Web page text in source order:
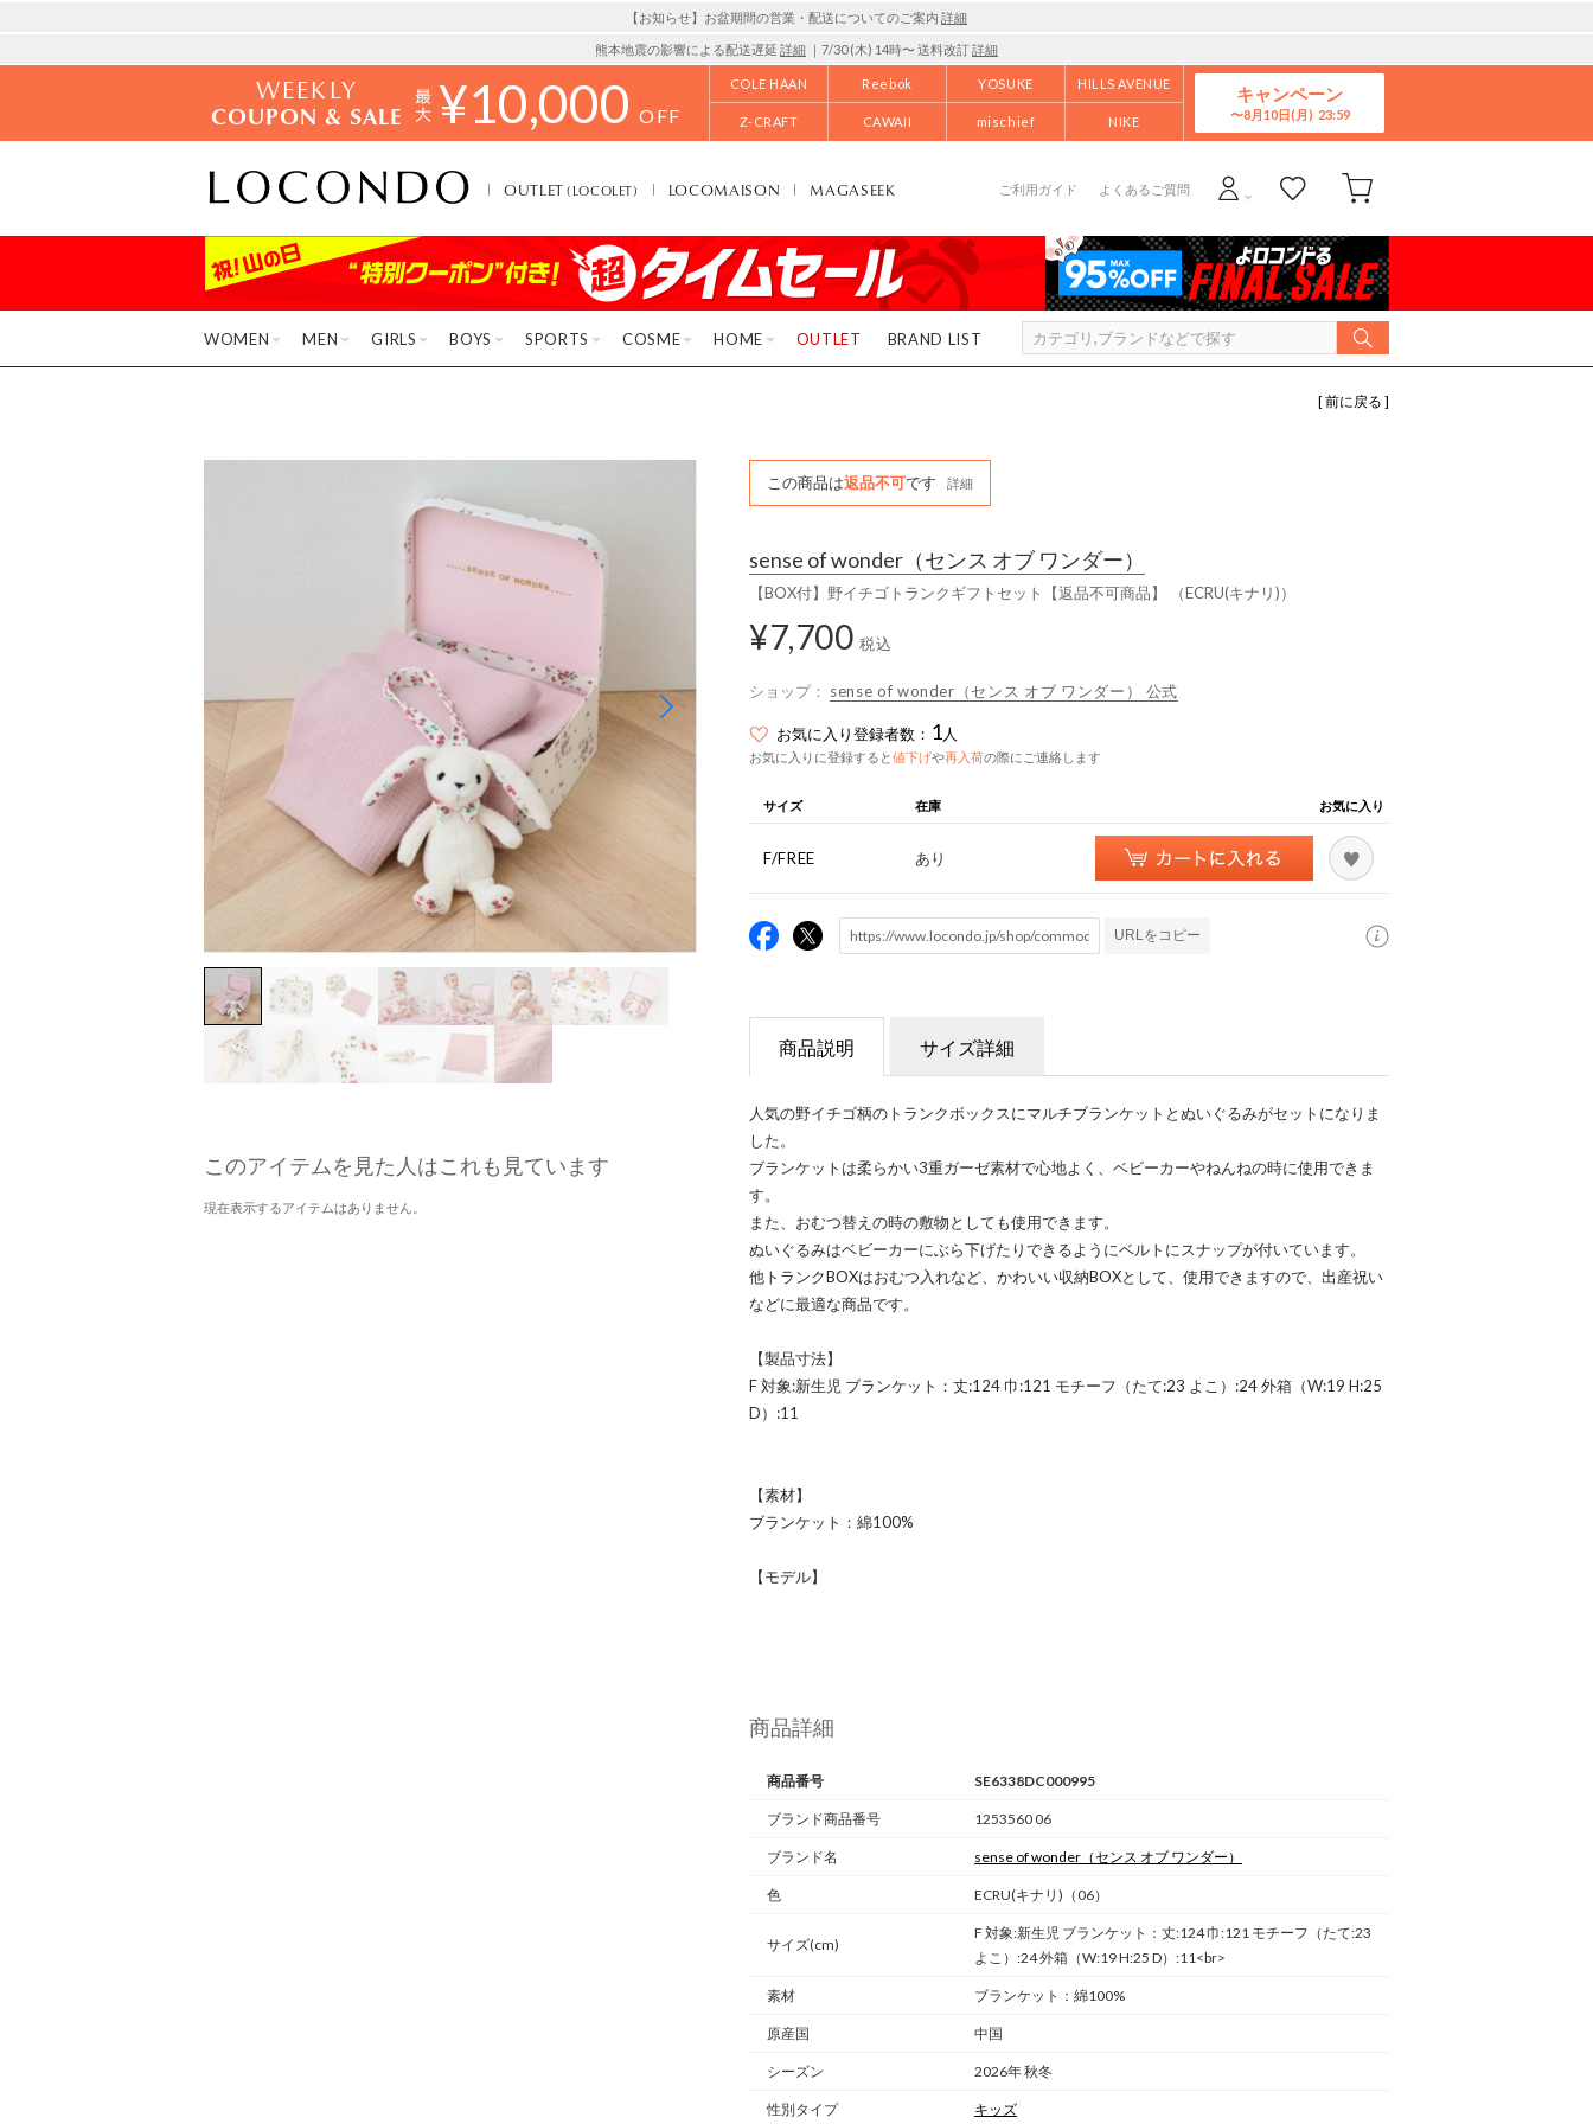
【お知らせ】お盆期間の営業・配送についてのご案内 詳細
熊本地震の影響による配送遅延 詳細 ｜7/30 (木) 14時〜 送料改訂詳細
WEEKLY
COUPON & SALE ¥10,000 OFF
COLE HAAN Reebok YOSUKE HILLS AVENUE
Z-CRAFT CAWAII mischief NIKE
キャンペーン
8月10日(月)
OUTLET(LOCOLET) LOCOMAISON MAGASEEK ご利用ガイド よくあるご質問
WOMEN MEN GIRLS BOYS SPORTS COSME HOME OUTLET BRAND LIST
[ 前に戻る ]
このアイテムを見た人はこれも見ています
現在表示するアイテムはありません。
この商品は返品不可です 詳細
sense of wonder （センス オブ ワンダー）
【BOX付】野イチゴトランクギフトセット【返品不可商品】 （ECRU(キナリ)）
¥7,700 税込
ショップ： sense of wonder（センス オブ ワンダー） 公式
お気に入り登録者数： 1人
お気に入りに登録すると値下げや再入荷の際にご連絡します
サイズ 在庫 お気に入り
F/FREE あり
URLをコピー
商品説明 サイズ詳細
人気の野イチゴ柄のトランクボックスにマルチブランケットとぬいぐるみがセットになりま
した。
ブランケットは柔らかい3重ガーゼ素材で心地よく、ベビーカーやねんねの時に使用できま
す。
また、おむつ替えの時の敷物としても使用できます。
ぬいぐるみはベビーカーにぶら下げたりできるようにベルトにスナップが付いています。
他トランクBOXはおむつ入れなど、かわいい収納BOXとして、使用できますので、出産祝い
などに最適な商品です。
【製品寸法】
F 対象:新生児 ブランケット：丈:124 巾:121 モチーフ（たて:23 よこ）:24 外箱（W:19 H:25
D）:11
【素材】
ブランケット：綿100%
【モデル】
商品詳細
商品番号 SE6338DC000995
ブランド商品番号 1253560 06
ブランド名 sense of wonder （センス オブ ワンダー）
色 ECRU(キナリ)（06）
サイズ(cm)
F 対象:新生児 ブランケット：丈:124 巾:121 モチーフ（たて:23
よこ）:24 外箱（W:19 H:25 D）:11<br>
素材 ブランケット：綿100%
原産国 中国
シーズン 2026年 秋冬
性別タイプ キッズ